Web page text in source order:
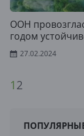
ООН
годом
27.02.2024
12